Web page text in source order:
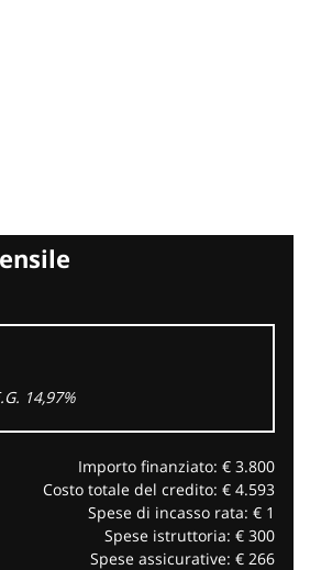
14,97%
Importo finanziato: € 3.800
Costo totale del credito: € 4.593
Spese di incasso rata: € 1
Spese istruttoria: € 300
Spese assicurative: € 266